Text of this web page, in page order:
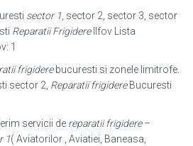
sector 1, sector 2, sector 3, sector
Reparatii FrigidereIlfov Lista
1
frigiderebucuresti si zonele limitrofe.
sector 2, Reparatii frigidereBucuresti
servicii de reparatii frigidere–
1( Aviatorilor , Aviatiei, Baneasa,